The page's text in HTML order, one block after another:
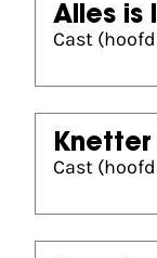
Alles is
Cast
Knetter
Cast